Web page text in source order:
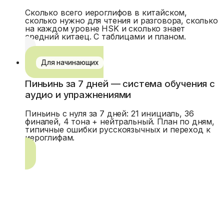
Сколько всего иероглифов в китайском,
сколько нужно для чтения и разговора, сколько
на каждом уровне HSK и сколько знает
средний китаец. С таблицами и планом.
Для начинающих
Пиньинь за 7 дней — система обучения с
аудио и упражнениями
Пиньинь с нуля за 7 дней: 21 инициаль, 36
финалей, 4 тона + нейтральный. План по дням,
типичные ошибки русскоязычных и переход к
иероглифам.